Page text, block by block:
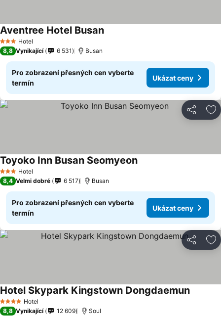
3 Počet hvězdiček
Hotel
Aventree Hotel Busan
8,8 Vynikající 6 531 Busan
Pro zobrazení přesných cen vyberte
termín
Ukázat ceny
Sdílet
3 Počet hvězdiček
Hotel
Toyoko Inn Busan Seomyeon
8,4 Velmi dobré 6 517 Busan
Pro zobrazení přesných cen vyberte
termín
Ukázat ceny
Sdílet
4 Počet hvězdiček
Hotel
Hotel Skypark Kingstown Dongdaemun
8,8 Vynikající 12 609 Soul